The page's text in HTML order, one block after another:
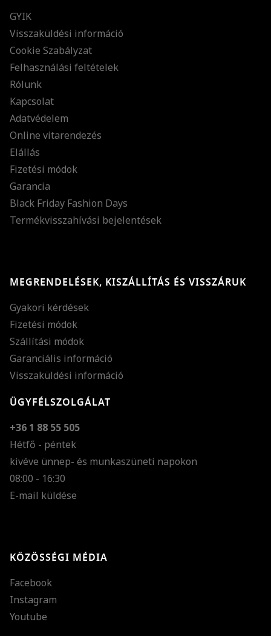
GYIK
Visszaküldési információ
Cookie Szabályzat
Felhasználási feltételek
Rólunk
Kapcsolat
Adatvédelem
Online vitarendezés
Elállás
Fizetési módok
Garancia
Black Friday Fashion Days
Termékvisszahívási bejelentések
MEGRENDELÉSEK, KISZÁLLÍTÁS ÉS VISSZÁRUK
Gyakori kérdések
Fizetési módok
Szállítási módok
Garanciális információ
Visszaküldési információ
ÜGYFÉLSZOLGÁLAT
+36 1 88 55 505
Hétfő - péntek
kivéve ünnep- és munkaszüneti napokon
08:00 - 16:30
E-mail küldése
KÖZÖSSÉGI MÉDIA
Facebook
Instagram
Youtube